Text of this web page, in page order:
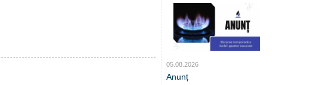
05.08.2026
Anunț